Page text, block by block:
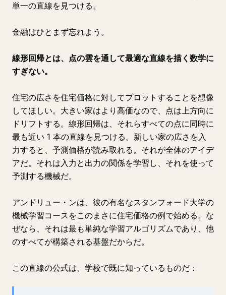
単一の直線を見つける。
金融はひとまず忘れよう。
線形回帰とは、点の雲を通して最適な直線を描く数学に
すぎない。
住宅の広さを住宅価格に対してプロットすることを想像
してほしい。大きい家はより高価なので、点は上方向に
ドリフトする。線形回帰は、それらすべての点に同時に
最も近い 1 本の直線を見つける。新しい家の広さを入
力すると、予測価格が読み取れる。それが全体のアイデ
アだ。それは入力と出力の関係を学習し、それを使って
予測する機械だ。
アンドリュー・ンは、彼の有名なスタンフォード大学の
機械学習コースをこのまさに住宅価格の例で始める。な
ぜなら、それは最も単純な学習アルゴリズムであり、他
のすべてが構築される基盤だからだ。
この直線の公式は、学校で既に知っているものだ：